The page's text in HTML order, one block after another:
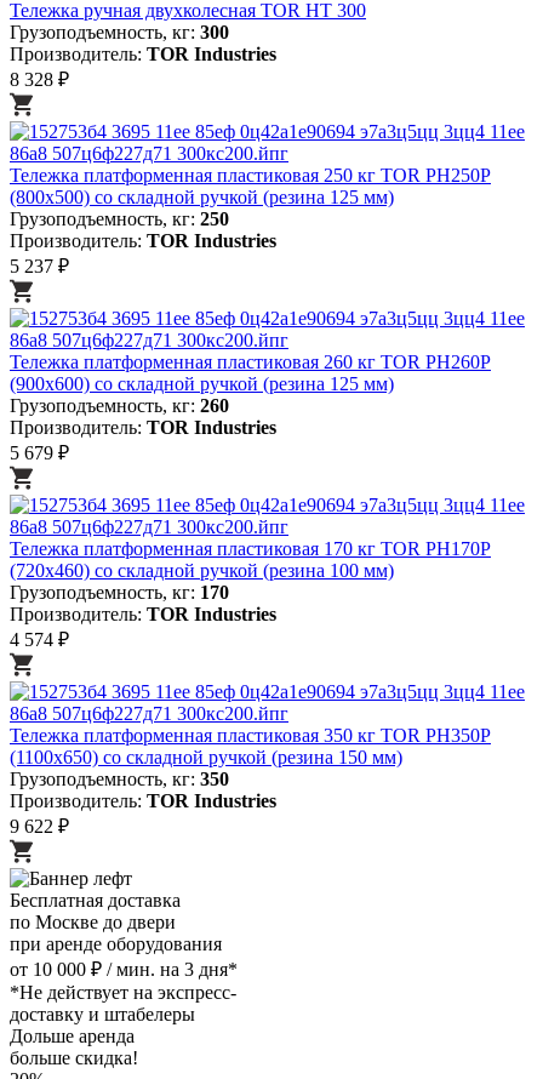
Тележка ручная двухколесная TOR HT 300
Грузоподъемность, кг: 300
Производитель: TOR Industries
8 328 ₽
Тележка платформенная пластиковая 250 кг TOR PH250P
(800х500) со складной ручкой (резина 125 мм)
Грузоподъемность, кг: 250
Производитель: TOR Industries
5 237 ₽
Тележка платформенная пластиковая 260 кг TOR PH260P
(900х600) со складной ручкой (резина 125 мм)
Грузоподъемность, кг: 260
Производитель: TOR Industries
5 679 ₽
Тележка платформенная пластиковая 170 кг TOR PH170P
(720х460) со складной ручкой (резина 100 мм)
Грузоподъемность, кг: 170
Производитель: TOR Industries
4 574 ₽
Тележка платформенная пластиковая 350 кг TOR PH350P
(1100х650) со складной ручкой (резина 150 мм)
Грузоподъемность, кг: 350
Производитель: TOR Industries
9 622 ₽
Бесплатная доставка
по Москве до двери
при аренде оборудования
от 10 000 ₽ / мин. на 3 дня*
*Не действует на экспресс-
доставку и штабелеры
Дольше аренда
больше скидка!